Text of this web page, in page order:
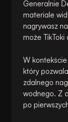
Generalnie
materiale
nagrywasz
może
W
który
zdalnego
wodnego. Z
po